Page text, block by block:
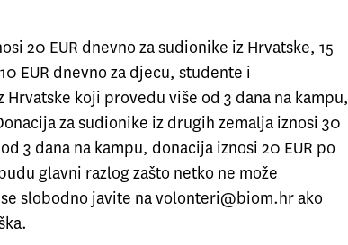
20 EUR dnevno za sudionike iz Hrvatske, 15
EUR dnevno za djecu, studente i
koji provedu više od 3 dana na kampu,
za sudionike iz drugih zemalja iznosi 30
3 dana na kampu, donacija iznosi 20 EUR po
glavni razlog zašto netko ne može
slobodno javite na volonteri@biom.hr ako